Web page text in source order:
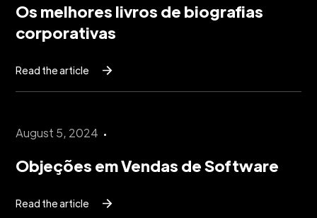
Os melhores livros de biografias
corporativas
Read the article
August 5, 2024
Objeções em Vendas de Software
Read the article